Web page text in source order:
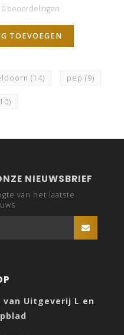
0 beoordelingen
TOEVOEGEN
(14) pep (9)
NIEUWSBRIEF
van het laatste
Uitgeverij L en